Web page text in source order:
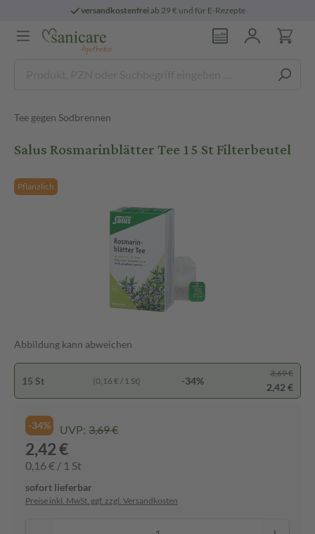
versandkostenfreiab 29 € und für E-Rezepte
Tee gegen Sodbrennen
Salus Rosmarinblätter Tee 15 St Filterbeutel
Pflanzlich
Abbildung kann abweichen
15 St (0,16 € / 1 St) -34%
3,69 €
2,42 €
-34% UVP: 3,69 €
2,42 €
0,16 € / 1 St
sofort lieferbar
Preise inkl. MwSt. ggf. zzgl. Versandkosten